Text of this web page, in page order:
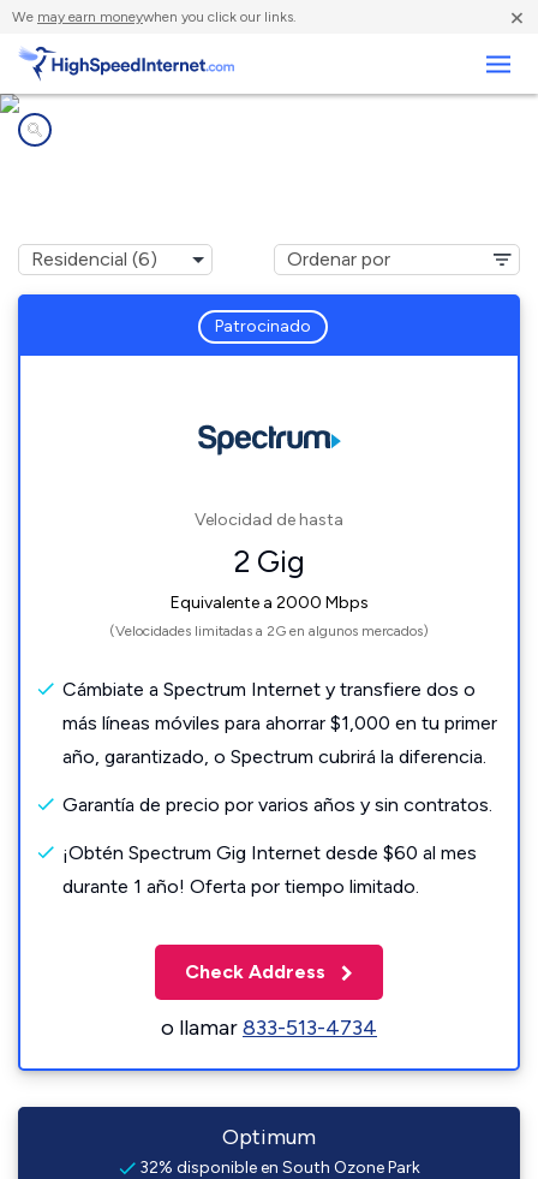
We may earn moneywhen you click our links. ×
Patrocinado
Velocidad de hasta
2 Gig
Equivalente a 2000 Mbps
(Velocidades limitadas a 2G en algunos mercados)
Cámbiate a Spectrum Internet y transfiere dos o
más líneas móviles para ahorrar $1,000 en tu primer
año, garantizado, o Spectrum cubrirá la diferencia.
Garantía de precio por varios años y sin contratos.
¡Obtén Spectrum Gig Internet desde $60 al mes
durante 1 año! Oferta por tiempo limitado.
Check Address
o llamar833-513-4734
Optimum
32% disponible en South Ozone Park